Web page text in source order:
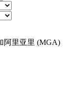
阿里亚里 (MGA)